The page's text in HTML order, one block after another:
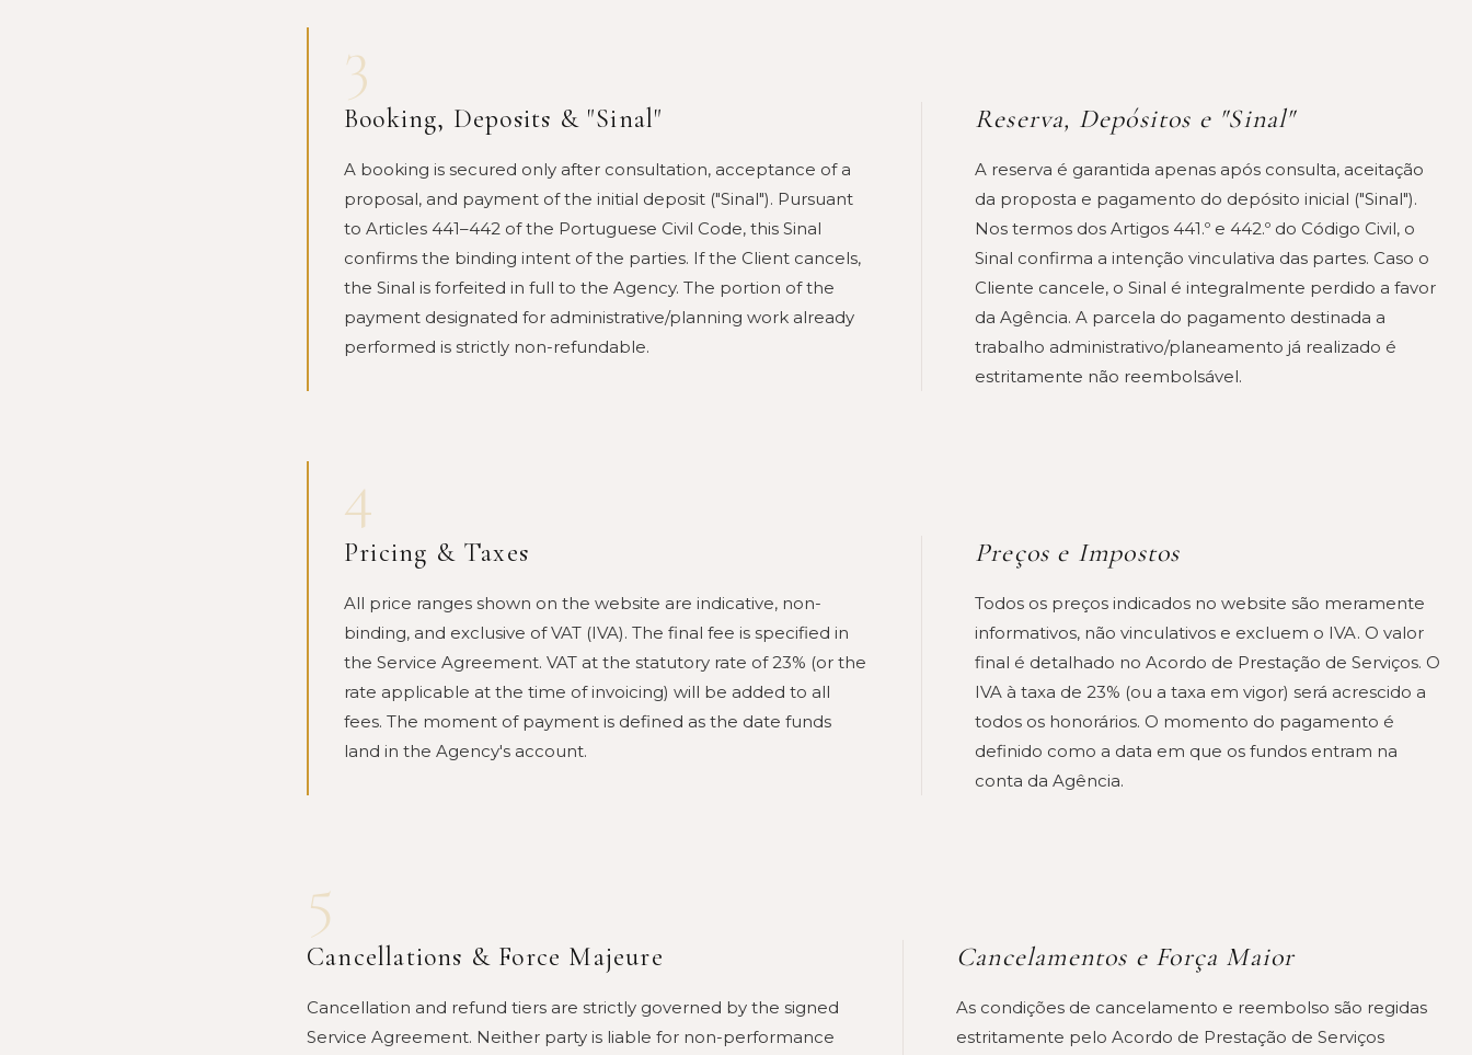
3
Booking, Deposits & "Sinal"
A booking is secured only after consultation, acceptance of a
proposal, and payment of the initial deposit ("Sinal"). Pursuant
to Articles 441–442 of the Portuguese Civil Code, this Sinal
confirms the binding intent of the parties. If the Client cancels,
the Sinal is forfeited in full to the Agency. The portion of the
payment designated for administrative/planning work already
performed is strictly non-refundable.
Reserva, Depósitos e "Sinal"
A reserva é garantida apenas após consulta, aceitação
da proposta e pagamento do depósito inicial ("Sinal").
Nos termos dos Artigos 441.º e 442.º do Código Civil, o
Sinal confirma a intenção vinculativa das partes. Caso o
Cliente cancele, o Sinal é integralmente perdido a favor
da Agência. A parcela do pagamento destinada a
trabalho administrativo/planeamento já realizado é
estritamente não reembolsável.
4
Pricing & Taxes
All price ranges shown on the website are indicative, non-
binding, and exclusive of VAT (IVA). The final fee is specified in
the Service Agreement. VAT at the statutory rate of 23% (or the
rate applicable at the time of invoicing) will be added to all
fees. The moment of payment is defined as the date funds
land in the Agency's account.
Preços e Impostos
Todos os preços indicados no website são meramente
informativos, não vinculativos e excluem o IVA. O valor
final é detalhado no Acordo de Prestação de Serviços. O
IVA à taxa de 23% (ou a taxa em vigor) será acrescido a
todos os honorários. O momento do pagamento é
definido como a data em que os fundos entram na
conta da Agência.
5
Cancellations & Force Majeure
Cancellation and refund tiers are strictly governed by the signed
Service Agreement. Neither party is liable for non-performance
Cancelamentos e Força Maior
As condições de cancelamento e reembolso são regidas
estritamente pelo Acordo de Prestação de Serviços